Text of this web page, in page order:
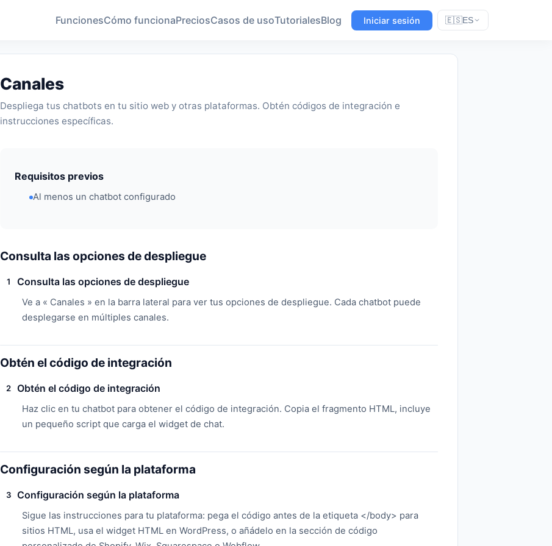
FuncionesCómo funcionaPreciosCasos de usoTutorialesBlog Iniciar sesión 🇪🇸ES
Canales
Despliega tus chatbots en tu sitio web y otras plataformas. Obtén códigos de integración e
instrucciones específicas.
Requisitos previos
Al menos un chatbot configurado
Consulta las opciones de despliegue
1 Consulta las opciones de despliegue
Ve a « Canales » en la barra lateral para ver tus opciones de despliegue. Cada chatbot puede
desplegarse en múltiples canales.
Obtén el código de integración
2 Obtén el código de integración
Haz clic en tu chatbot para obtener el código de integración. Copia el fragmento HTML, incluye
un pequeño script que carga el widget de chat.
Configuración según la plataforma
3 Configuración según la plataforma
Sigue las instrucciones para tu plataforma: pega el código antes de la etiqueta </body> para
sitios HTML, usa el widget HTML en WordPress, o añádelo en la sección de código